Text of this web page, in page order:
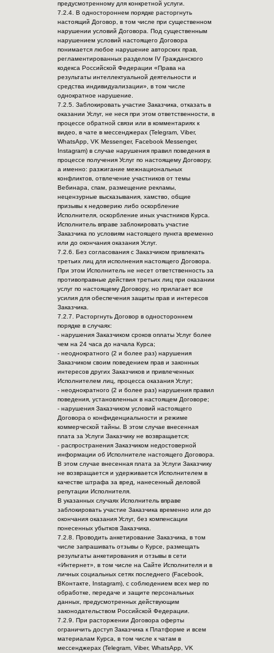
предусмотренному для конкретной услуги.
7.2.4. В одностороннем порядке расторгнуть
настоящий Договор, в том числе при существенном
нарушении условий Договора. Под существенным
нарушением условий настоящего Договора
понимается любое нарушение авторских прав,
регламентированных разделом IV Гражданского
кодекса Российской Федерации «Права на
результаты интеллектуальной деятельности и
средства индивидуализации», в том числе
однократное нарушение.
7.2.5. Заблокировать участие Заказчика, отказать в
оказании Услуг, не неся при этом ответственности, в
процессе обратной связи или в комментариях к
видео, в чате в мессенджерах (Telegram, Viber,
WhatsApp, VK Messenger, Facebook Messenger,
Instagram) в случае нарушения правил поведения в
процессе получения Услуг по настоящему Договору,
а именно: разжигание межнациональных
конфликтов, отвлечение участников от темы
Вебинара, спам, размещение рекламы,
нецензурные высказывания, хамство, общие
призывы к недоверию либо оскорбление
Исполнителя, оскорбление иных участников Курса.
Исполнитель вправе заблокировать участие
Заказчика по условиям настоящего пункта временно
или до окончания оказания Услуг.
7.2.6. Без согласования с Заказчиком привлекать
третьих лиц для исполнения настоящего Договора.
При этом Исполнитель не несет ответственность за
противоправные действия третьих лиц при оказании
услуг по настоящему Договору, но прилагает все
усилия для обеспечения защиты прав и интересов
Заказчика.
7.2.7. Расторгнуть Договор в одностороннем
порядке в случаях:
- нарушения Заказчиком сроков оплаты Услуг более
чем на 24 часа до начала Курса;
- неоднократного (2 и более раз) нарушения
Заказчиком своим поведением прав и законных
интересов других Заказчиков и привлеченных
Исполнителем лиц, процесса оказания Услуг;
- неоднократного (2 и более раз) нарушения правил
поведения, установленных в настоящем Договоре;
- нарушения Заказчиком условий настоящего
Договора о конфиденциальности и режиме
коммерческой тайны. В этом случае внесенная
плата за Услуги Заказчику не возвращается;
- распространения Заказчиком недостоверной
информации об Исполнителе настоящего Договора.
В этом случае внесенная плата за Услуги Заказчику
не возвращается и удерживается Исполнителем в
качестве штрафа за вред, нанесенный деловой
репутации Исполнителя.
В указанных случаях Исполнитель вправе
заблокировать участие Заказчика временно или до
окончания оказания Услуг, без компенсации
понесенных убытков Заказчика.
7.2.8. Проводить анкетирование Заказчика, в том
числе запрашивать отзывы о Курсе, размещать
результаты анкетирования и отзывы в сети
«Интернет», в том числе на Сайте Исполнителя и в
личных социальных сетях последнего (Facebook,
ВКонтакте, Instagram), с соблюдением всех мер по
обработке, передаче и защите персональных
данных, предусмотренных действующим
законодательством Российской Федерации.
7.2.9. При расторжении Договора оферты
ограничить доступ Заказчика к Платформе и всем
материалам Курса, в том числе к чатам в
мессенджерах (Telegram, Viber, WhatsApp, VK